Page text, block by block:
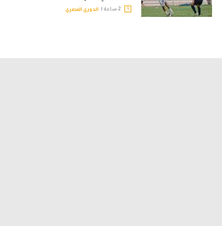
الدوري المصري